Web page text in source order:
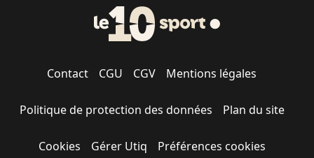
Contact CGU CGV Mentions légales
Politique de protection des données Plan du site
Cookies Gérer Utiq Préférences cookies